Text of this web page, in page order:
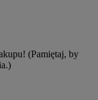
(Pamiętaj, by